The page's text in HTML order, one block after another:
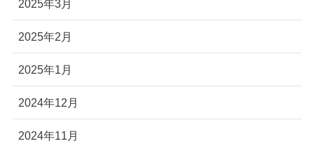
2025年3月
2025年2月
2025年1月
2024年12月
2024年11月